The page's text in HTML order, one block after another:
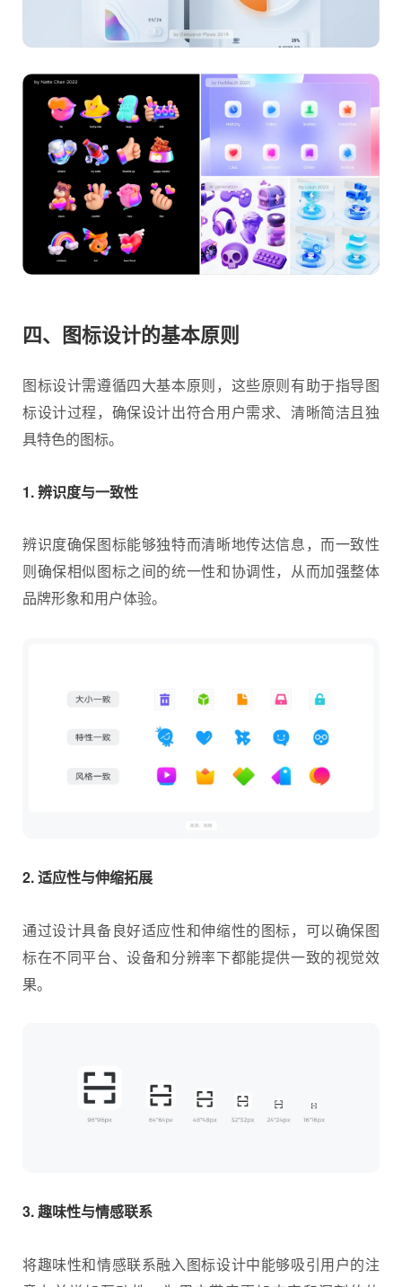
四、图标设计的基本原则
图标设计需遵循四大基本原则，这些原则有助于指导图
标设计过程，确保设计出符合用户需求、清晰简洁且独
具特色的图标。
1. 辨识度与一致性
辨识度确保图标能够独特而清晰地传达信息，而一致性
则确保相似图标之间的统一性和协调性，从而加强整体
品牌形象和用户体验。
2. 适应性与伸缩拓展
通过设计具备良好适应性和伸缩性的图标，可以确保图
标在不同平台、设备和分辨率下都能提供一致的视觉效
果。
3. 趣味性与情感联系
将趣味性和情感联系融入图标设计中能够吸引用户的注